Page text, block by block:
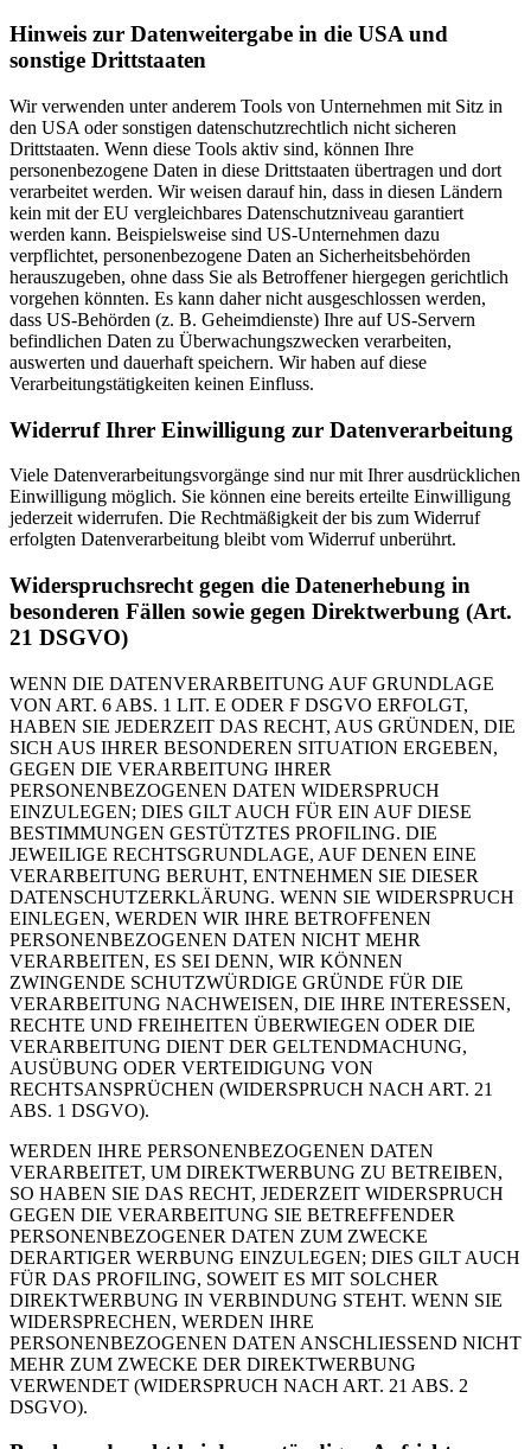
Hinweis zur Datenweitergabe in die USA und
sonstige Drittstaaten
Wir verwenden unter anderem Tools von Unternehmen mit Sitz in
den USA oder sonstigen datenschutzrechtlich nicht sicheren
Drittstaaten. Wenn diese Tools aktiv sind, können Ihre
personenbezogene Daten in diese Drittstaaten übertragen und dort
verarbeitet werden. Wir weisen darauf hin, dass in diesen Ländern
kein mit der EU vergleichbares Datenschutzniveau garantiert
werden kann. Beispielsweise sind US-Unternehmen dazu
verpflichtet, personenbezogene Daten an Sicherheitsbehörden
herauszugeben, ohne dass Sie als Betroffener hiergegen gerichtlich
vorgehen könnten. Es kann daher nicht ausgeschlossen werden,
dass US-Behörden (z. B. Geheimdienste) Ihre auf US-Servern
befindlichen Daten zu Überwachungszwecken verarbeiten,
auswerten und dauerhaft speichern. Wir haben auf diese
Verarbeitungstätigkeiten keinen Einfluss.
Widerruf Ihrer Einwilligung zur Datenverarbeitung
Viele Datenverarbeitungsvorgänge sind nur mit Ihrer ausdrücklichen
Einwilligung möglich. Sie können eine bereits erteilte Einwilligung
jederzeit widerrufen. Die Rechtmäßigkeit der bis zum Widerruf
erfolgten Datenverarbeitung bleibt vom Widerruf unberührt.
Widerspruchsrecht gegen die Datenerhebung in
besonderen Fällen sowie gegen Direktwerbung (Art.
21 DSGVO)
WENN DIE DATENVERARBEITUNG AUF GRUNDLAGE
VON ART. 6 ABS. 1 LIT. E ODER F DSGVO ERFOLGT,
HABEN SIE JEDERZEIT DAS RECHT, AUS GRÜNDEN, DIE
SICH AUS IHRER BESONDEREN SITUATION ERGEBEN,
GEGEN DIE VERARBEITUNG IHRER
PERSONENBEZOGENEN DATEN WIDERSPRUCH
EINZULEGEN; DIES GILT AUCH FÜR EIN AUF DIESE
BESTIMMUNGEN GESTÜTZTES PROFILING. DIE
JEWEILIGE RECHTSGRUNDLAGE, AUF DENEN EINE
VERARBEITUNG BERUHT, ENTNEHMEN SIE DIESER
DATENSCHUTZERKLÄRUNG. WENN SIE WIDERSPRUCH
EINLEGEN, WERDEN WIR IHRE BETROFFENEN
PERSONENBEZOGENEN DATEN NICHT MEHR
VERARBEITEN, ES SEI DENN, WIR KÖNNEN
ZWINGENDE SCHUTZWÜRDIGE GRÜNDE FÜR DIE
VERARBEITUNG NACHWEISEN, DIE IHRE INTERESSEN,
RECHTE UND FREIHEITEN ÜBERWIEGEN ODER DIE
VERARBEITUNG DIENT DER GELTENDMACHUNG,
AUSÜBUNG ODER VERTEIDIGUNG VON
RECHTSANSPRÜCHEN (WIDERSPRUCH NACH ART. 21
ABS. 1 DSGVO).
WERDEN IHRE PERSONENBEZOGENEN DATEN
VERARBEITET, UM DIREKTWERBUNG ZU BETREIBEN,
SO HABEN SIE DAS RECHT, JEDERZEIT WIDERSPRUCH
GEGEN DIE VERARBEITUNG SIE BETREFFENDER
PERSONENBEZOGENER DATEN ZUM ZWECKE
DERARTIGER WERBUNG EINZULEGEN; DIES GILT AUCH
FÜR DAS PROFILING, SOWEIT ES MIT SOLCHER
DIREKTWERBUNG IN VERBINDUNG STEHT. WENN SIE
WIDERSPRECHEN, WERDEN IHRE
PERSONENBEZOGENEN DATEN ANSCHLIESSEND NICHT
MEHR ZUM ZWECKE DER DIREKTWERBUNG
VERWENDET (WIDERSPRUCH NACH ART. 21 ABS. 2
DSGVO).